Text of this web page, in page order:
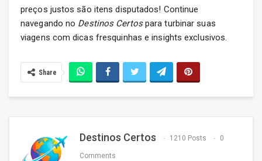
preços justos são itens disputados! Continue
navegando no Destinos Certospara turbinar suas
viagens com dicas fresquinhas e insights exclusivos.
Share
Destinos Certos 1210 Posts 0
Comments